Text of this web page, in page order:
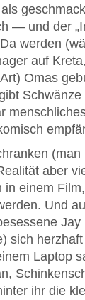
— und der
werden
auf
Omas
aber
in einem
Und
sich
Laptop
ihr die